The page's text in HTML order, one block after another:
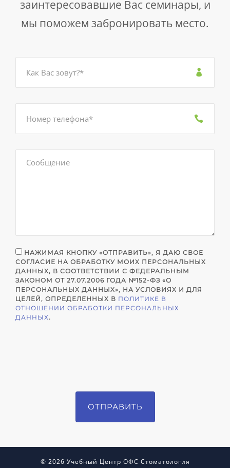
заинтересовавшие Вас семинары, и
мы поможем забронировать место.
НАЖИМАЯ КНОПКУ «ОТПРАВИТЬ», Я ДАЮ СВОЕ
СОГЛАСИЕ НА ОБРАБОТКУ МОИХ ПЕРСОНАЛЬНЫХ
ДАННЫХ, В СООТВЕТСТВИИ С ФЕДЕРАЛЬНЫМ
ЗАКОНОМ ОТ 27.07.2006 ГОДА №152-ФЗ «О
ПЕРСОНАЛЬНЫХ ДАННЫХ», НА УСЛОВИЯХ И ДЛЯ
ЦЕЛЕЙ, ОПРЕДЕЛЕННЫХ В ПОЛИТИКЕ В
ОТНОШЕНИИ ОБРАБОТКИ ПЕРСОНАЛЬНЫХ
ДАННЫХ.
© 2026 Учебный Центр ОФС Стоматология